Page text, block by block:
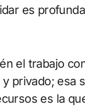
es
el trabajo
privado; esa
es la